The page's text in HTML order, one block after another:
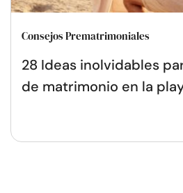
Consejos Prematrimoniales
28 Ideas inolvidables
de matrimonio en la